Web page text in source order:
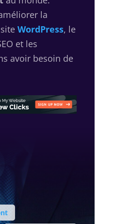
la
WordPress, le
et les
avoir besoin de